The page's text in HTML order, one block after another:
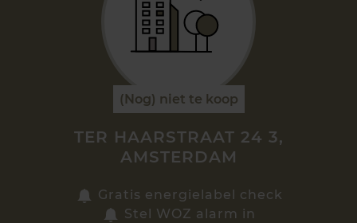
(Nog) niet te koop
TER HAARSTRAAT 24 3,
AMSTERDAM
Gratis energielabel check
Stel WOZ alarm in